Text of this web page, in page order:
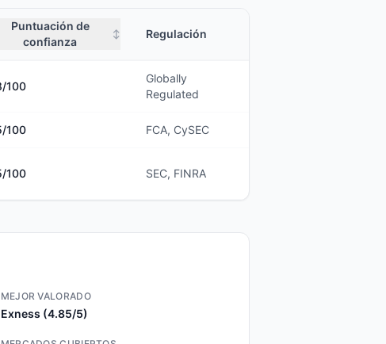
Puntuación de
confianza
↕ Regulación
/100
Globally
Regulated
/100 FCA, CySEC
/100 SEC, FINRA
MEJOR VALORADO
Exness (4.85/5)